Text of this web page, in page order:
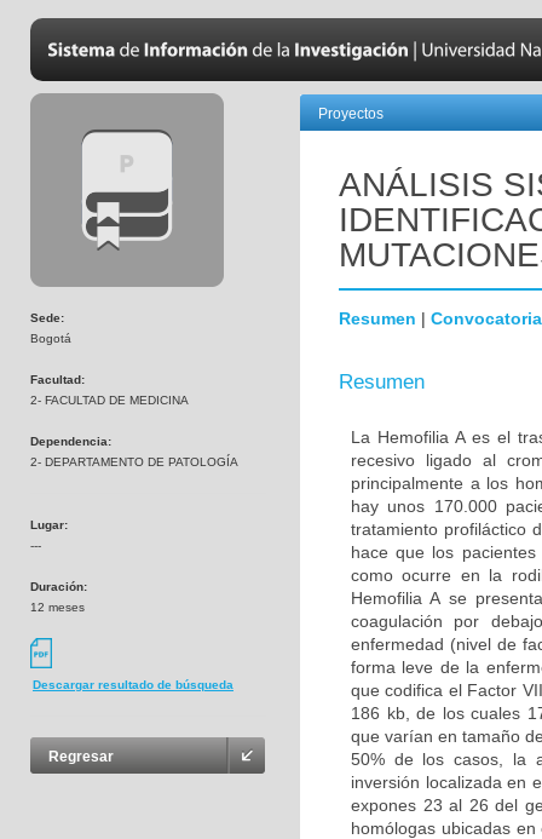
Sede:
Bogotá
Facultad:
2- FACULTAD DE MEDICINA
Dependencia:
2- DEPARTAMENTO DE PATOLOGÍA
Lugar:
---
Duración:
12 meses
Descargar resultado de búsqueda
Regresar
Proyectos
ANÁLISIS
Resumen | Convocatoria
Resumen
La Hemofilia A es el
recesivo ligado al
principalmente a los
hay unos 170.000
tratamiento profiláctico
hace que los
como ocurre en la
Hemofilia A se
coagulación por
enfermedad (nivel de
forma leve de la
que codifica el Factor
186 kb, de los cuales
que varían en tamaño
50% de los casos, la
inversión localizada en
expones 23 al 26 del
homólogas ubicadas